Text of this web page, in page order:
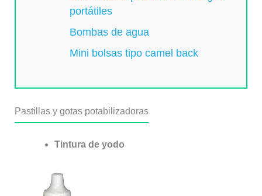
portátiles
Bombas de agua
Mini bolsas tipo camel back
Pastillas y gotas potabilizadoras
Tintura de yodo